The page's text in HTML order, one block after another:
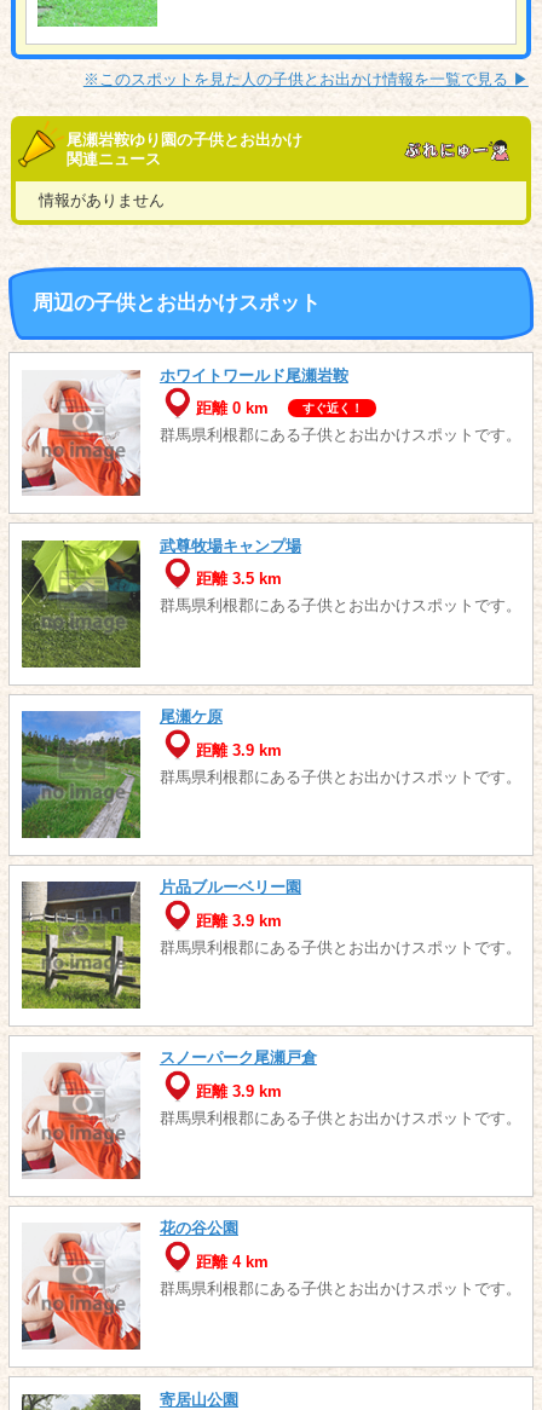
※このスポットを見た人の子供とお出かけ情報を一覧で見る ▶︎
尾瀬岩鞍ゆり園の子供とお出かけ
関連ニュース
情報がありません
周辺の子供とお出かけスポット
ホワイトワールド尾瀬岩鞍
距離 0 km
すぐ近く！
群馬県利根郡にある子供とお出かけスポットです。
武尊牧場キャンプ場
距離 3.5 km
群馬県利根郡にある子供とお出かけスポットです。
尾瀬ケ原
距離 3.9 km
群馬県利根郡にある子供とお出かけスポットです。
片品ブルーベリー園
距離 3.9 km
群馬県利根郡にある子供とお出かけスポットです。
スノーパーク尾瀬戸倉
距離 3.9 km
群馬県利根郡にある子供とお出かけスポットです。
花の谷公園
距離 4 km
群馬県利根郡にある子供とお出かけスポットです。
寄居山公園